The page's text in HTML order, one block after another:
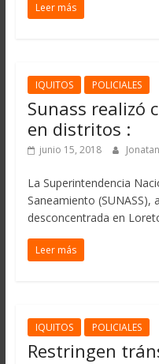
Leer más
IQUITOS POLICIALES
Sunass realizó
en distritos :
junio 15, 2018
La Superintendencia
Saneamiento (SUNASS),
desconcentrada en
Leer más
IQUITOS POLICIALES
Restringen